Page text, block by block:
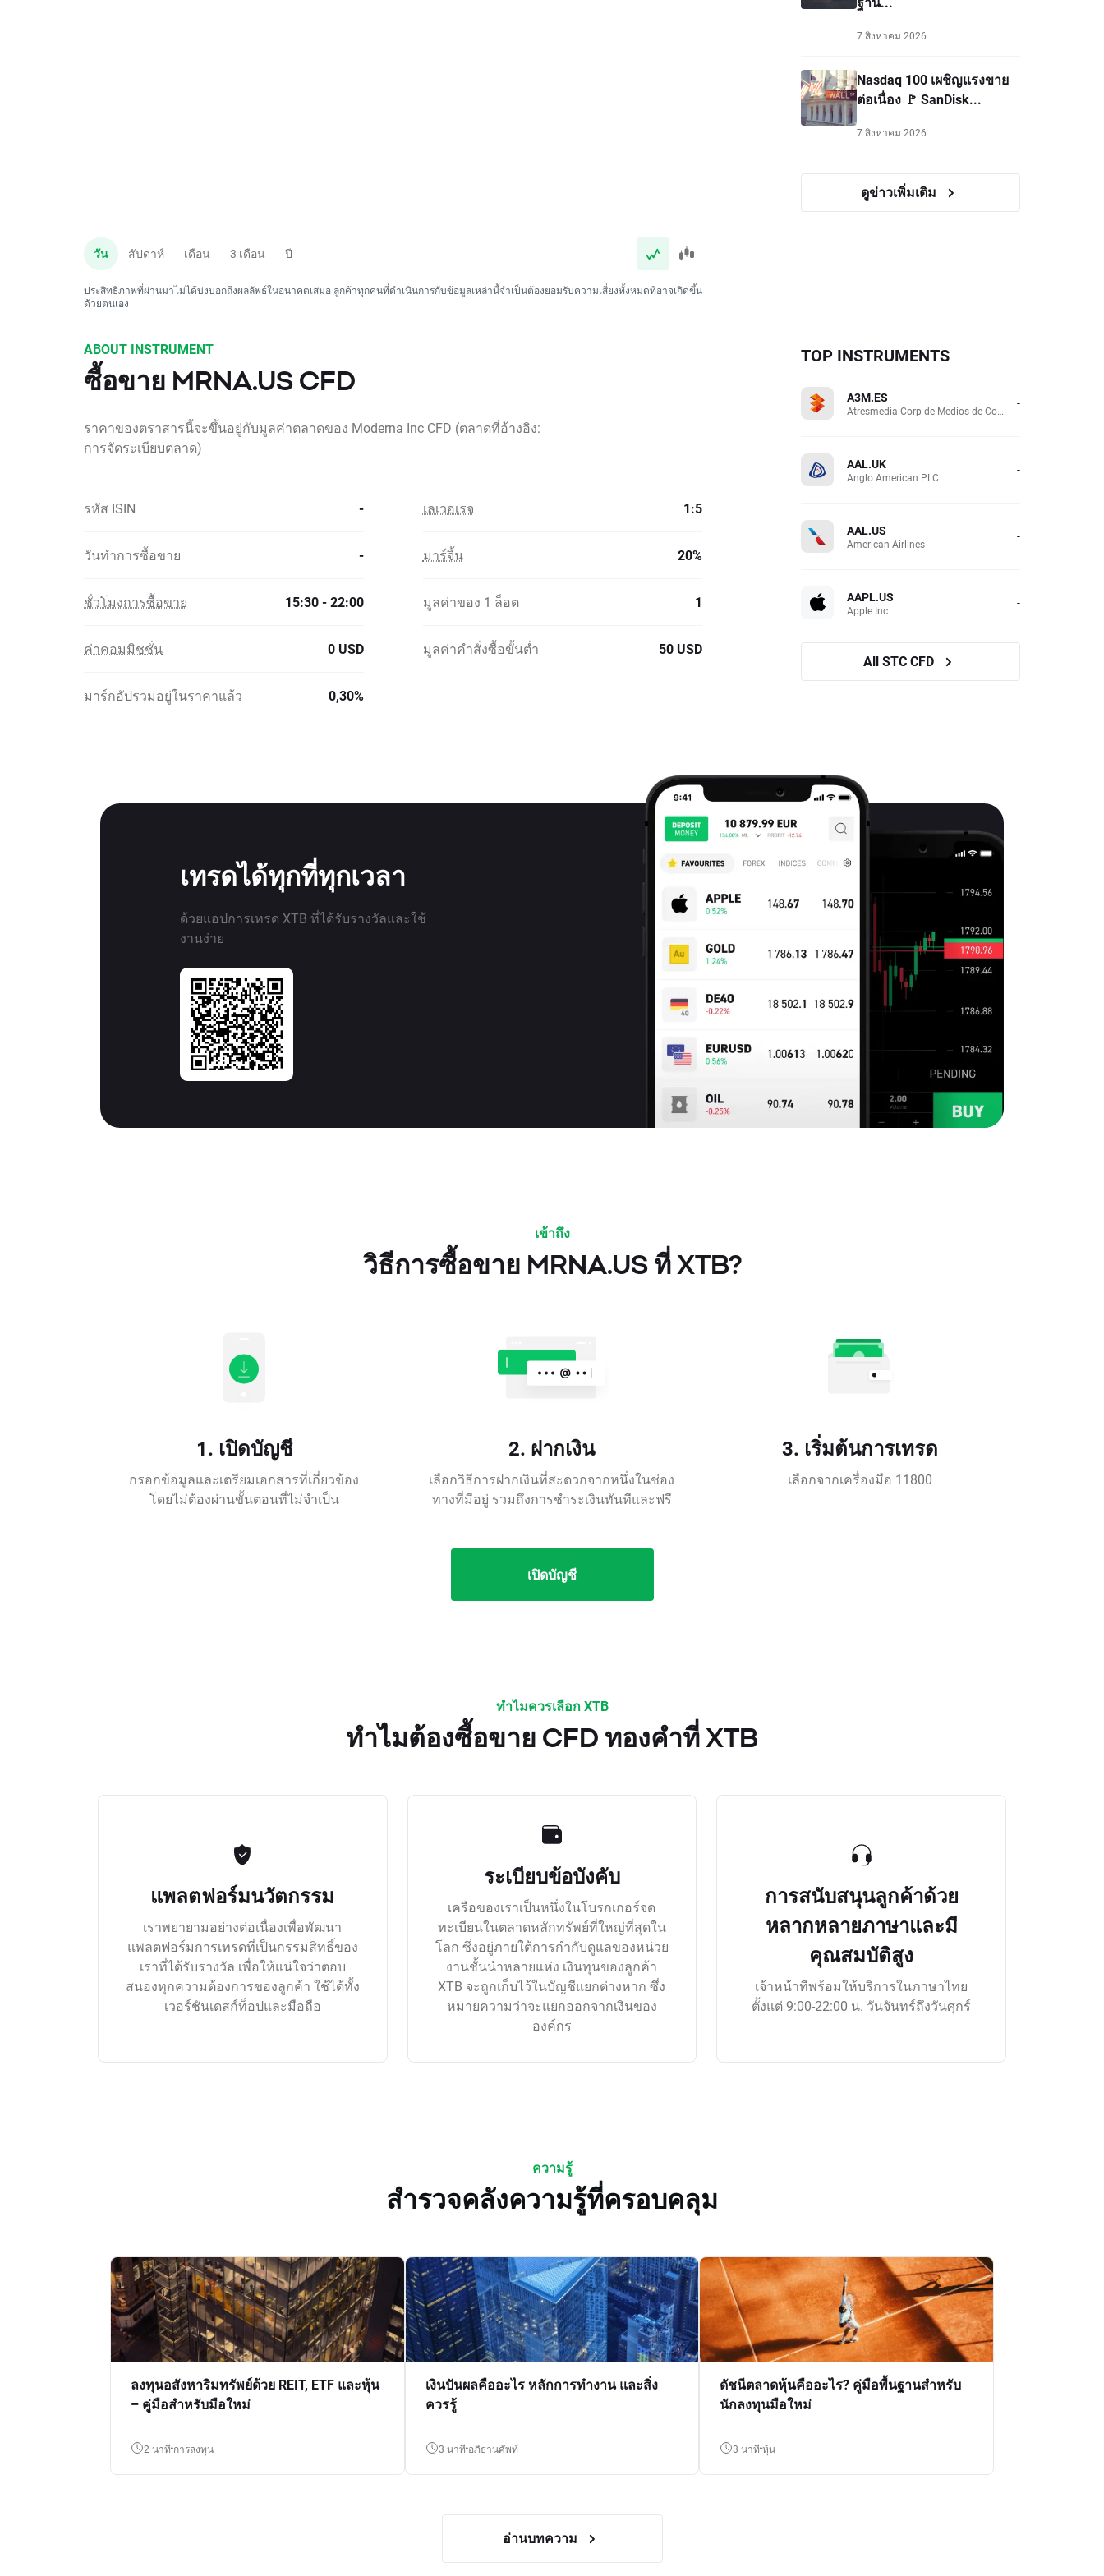
วัน สัปดาห์ เดือน 3 เดือน ปี
ประสิทธิภาพที่ผ่านมาไม่ได้บ่งบอกถึงผลลัพธ์ในอนาคตเสมอ ลูกค้าทุกคนที่ดำเนินการกับข้อมูลเหล่านี้จำเป็นต้องยอมรับความเสี่ยงทั้งหมดที่อาจเกิดขึ้น
ด้วยตนเอง
7 สิงหาคม 2026
Nasdaq 100 เผชิญแรงขาย
ต่อเนื่อง 🚩 SanDisk...
7 สิงหาคม 2026
ดูข่าวเพิ่มเติม
ABOUT INSTRUMENT
ซื้อขาย MRNA.US CFD
ราคาของตราสารนี้จะขึ้นอยู่กับมูลค่าตลาดของ Moderna Inc CFD (ตลาดที่อ้างอิง:
การจัดระเบียบตลาด)
รหัส ISIN - เลเวอเรจ 1:5
วันทำการซื้อขาย - มาร์จิ้น 20%
ชั่วโมงการซื้อขาย 15:30 - 22:00 มูลค่าของ 1 ล็อต 1
ค่าคอมมิชชั่น 0 USD มูลค่าคำสั่งซื้อขั้นต่ำ 50 USD
มาร์กอัปรวมอยู่ในราคาแล้ว 0,30%
TOP INSTRUMENTS
A3M.ES
Atresmedia Corp de Medios de Comunicacion SA -
AAL.UK
Anglo American PLC -
AAL.US
American Airlines -
AAPL.US
Apple Inc -
All STC CFD
เทรดได้ทุกที่ทุกเวลา
ด้วยแอปการเทรด XTB ที่ได้รับรางวัลและใช้
งานง่าย
เข้าถึง
วิธีการซื้อขาย MRNA.US ที่ XTB?
1. เปิดบัญชี
กรอกข้อมูลและเตรียมเอกสารที่เกี่ยวข้อง
โดยไม่ต้องผ่านขั้นตอนที่ไม่จำเป็น
2. ฝากเงิน
เลือกวิธีการฝากเงินที่สะดวกจากหนึ่งในช่อง
ทางที่มีอยู่ รวมถึงการชำระเงินทันทีและฟรี
3. เริ่มต้นการเทรด
เลือกจากเครื่องมือ 11800
เปิดบัญชี
ทำไมควรเลือก XTB
ทำไมต้องซื้อขาย CFD ทองคำที่ XTB
แพลตฟอร์มนวัตกรรม
เราพยายามอย่างต่อเนื่องเพื่อพัฒนา
แพลตฟอร์มการเทรดที่เป็นกรรมสิทธิ์ของ
เราที่ได้รับรางวัล เพื่อให้แน่ใจว่าตอบ
สนองทุกความต้องการของลูกค้า ใช้ได้ทั้ง
เวอร์ชันเดสก์ท็อปและมือถือ
ระเบียบข้อบังคับ
เครือของเราเป็นหนึ่งในโบรกเกอร์จด
ทะเบียนในตลาดหลักทรัพย์ที่ใหญ่ที่สุดใน
โลก ซึ่งอยู่ภายใต้การกำกับดูแลของหน่วย
งานชั้นนำหลายแห่ง เงินทุนของลูกค้า
XTB จะถูกเก็บไว้ในบัญชีแยกต่างหาก ซึ่ง
หมายความว่าจะแยกออกจากเงินของ
องค์กร
การสนับสนุนลูกค้าด้วย
หลากหลายภาษาและมี
คุณสมบัติสูง
เจ้าหน้าทีพร้อมให้บริการในภาษาไทย
ตั้งแต่ 9:00-22:00 น. วันจันทร์ถึงวันศุกร์
ความรู้
สำรวจคลังความรู้ที่ครอบคลุม
ลงทุนอสังหาริมทรัพย์ด้วย REIT, ETF และหุ้น
– คู่มือสำหรับมือใหม่
2 นาที การลงทุน
เงินปันผลคืออะไร หลักการทำงาน และสิ่ง
ควรรู้
3 นาที อภิธานศัพท์
ดัชนีตลาดหุ้นคืออะไร? คู่มือพื้นฐานสำหรับ
นักลงทุนมือใหม่
3 นาที หุ้น
อ่านบทความ